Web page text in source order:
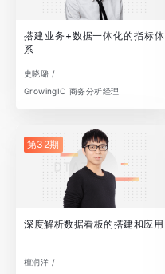
搭建业务+数据一体化的指标体
系
史晓璐 /
GrowingIO 商务分析经理
第32期
深度解析数据看板的搭建和应用
檀润洋 /